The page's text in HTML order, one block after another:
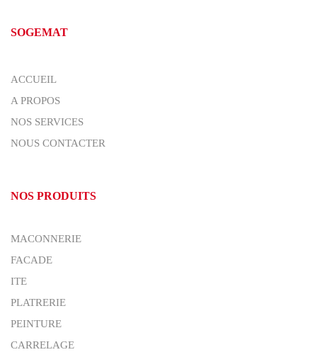
SOGEMAT
ACCUEIL
A PROPOS
NOS SERVICES
NOUS CONTACTER
NOS PRODUITS
MACONNERIE
FACADE
ITE
PLATRERIE
PEINTURE
CARRELAGE